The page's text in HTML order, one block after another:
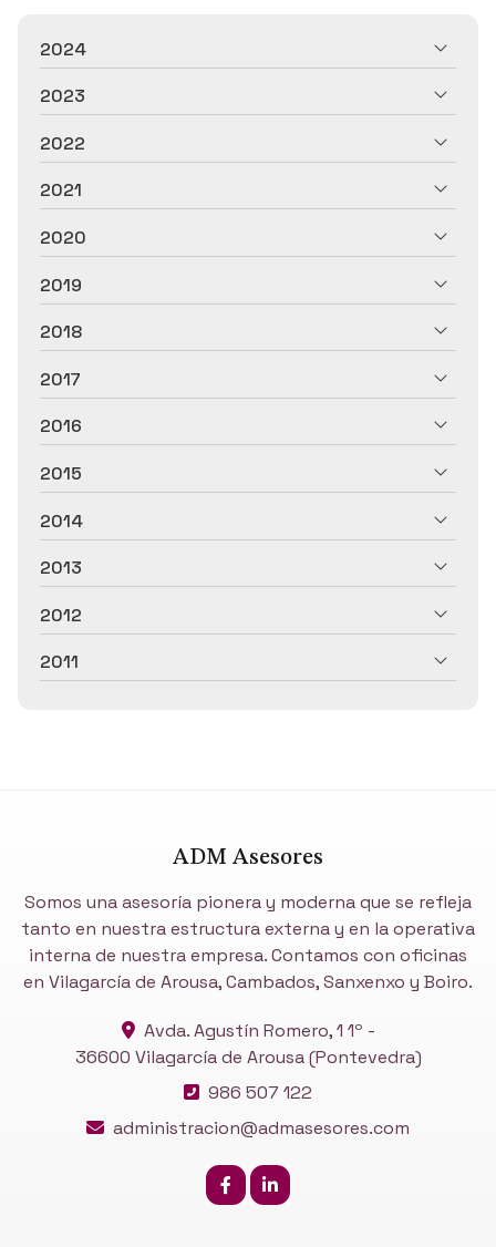
2024
2023
2022
2021
2020
2019
2018
2017
2016
2015
2014
2013
2012
2011
ADM Asesores
Somos una asesoría pionera y moderna que se refleja
tanto en nuestra estructura externa y en la operativa
interna de nuestra empresa. Contamos con oficinas
en Vilagarcía de Arousa, Cambados, Sanxenxo y Boiro.
Avda. Agustín Romero, 1 1º -
36600 Vilagarcía de Arousa(Pontevedra)
986 507 122
administracion@admasesores.com